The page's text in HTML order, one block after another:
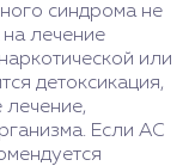
синдрома не
лечение
или
детоксикация,
лечение,
Если АС